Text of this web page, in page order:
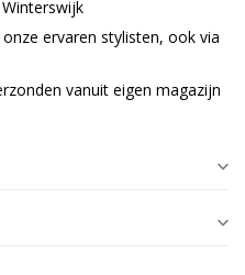
ervaren stylisten, ook via
vanuit eigen magazijn